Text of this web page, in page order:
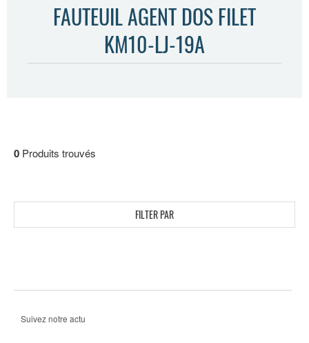
FAUTEUIL AGENT DOS FILET
KM10-LJ-19A
0 Produits trouvés
FILTER PAR
Suivez notre actu